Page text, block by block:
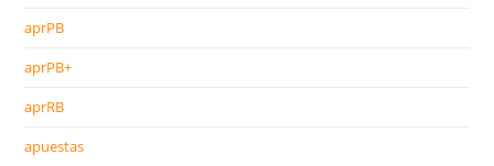
aprPB
aprPB+
aprRB
apuestas